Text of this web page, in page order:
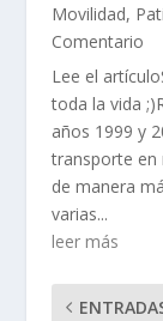
Movilidad,
Comentario
Lee el
toda la vida
años 1999 y
transporte en
de manera
varias...
leer más